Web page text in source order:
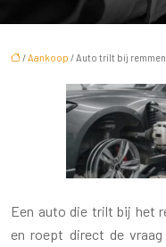
/Aankoop / Auto trilt bij
Een auto die trilt bij het
en roept direct de